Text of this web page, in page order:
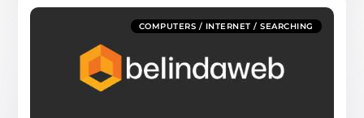
COMPUTERS / INTERNET / SEARCHING